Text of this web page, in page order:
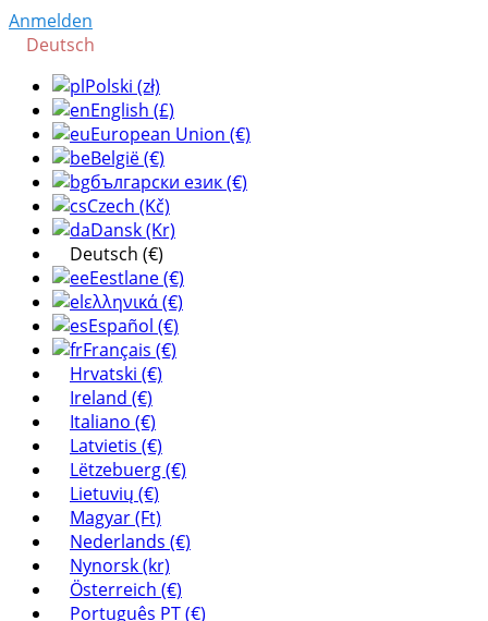
Anmelden
Deutsch
Polski (zł)
English (£)
European Union (€)
België (€)
български език (€)
Czech (Kč)
Dansk (Kr)
Deutsch (€)
Eestlane (€)
ελληνικά (€)
Español (€)
Français (€)
Hrvatski (€)
Ireland (€)
Italiano (€)
Latvietis (€)
Lëtzebuerg (€)
Lietuvių (€)
Magyar (Ft)
Nederlands (€)
Nynorsk (kr)
Österreich (€)
Português PT (€)